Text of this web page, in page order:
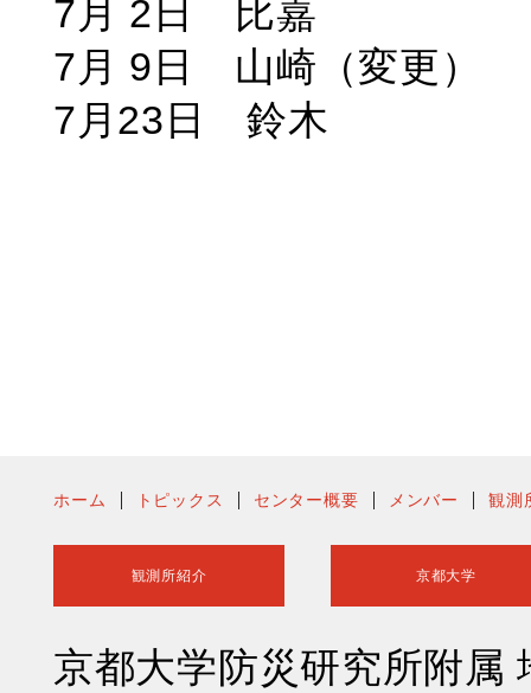
7月 2日 比嘉
7月 9日 山崎（変更）
7月23日 鈴木
ホーム トピックス センター概要 メンバー 観測
観測所紹介 京都大学
京都大学防災研究所附